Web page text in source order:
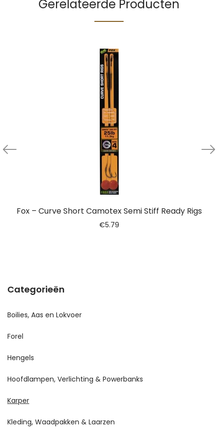
Gerelateerde Producten
Fox – Curve Short Camotex Semi Stiff Ready Rigs
€5.79
Categorieën
Boilies, Aas en Lokvoer
Forel
Hengels
Hoofdlampen, Verlichting & Powerbanks
Karper
Kleding, Waadpakken & Laarzen